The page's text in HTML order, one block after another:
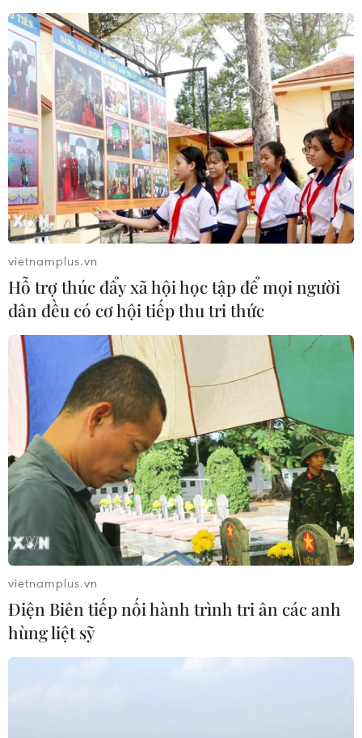
TIN CÙNG CHUYÊN MỤC
Thi lại tại Trường THPT Chuyên
Tuyên Quang: Thay nhân sự làm
công tác thi
07/08/2026 07:41
Đắk Lắk bảo đảm điều kiện học tập
cho học sinh vùng biên
07/08/2026 07:35
vietnamplus.vn
Hỗ trợ thúc đẩy xã hội học tập để mọi người
dân đều có cơ hội tiếp thu tri thức
vietnamplus.vn
Điện Biên tiếp nối hành trình tri ân các anh
hùng liệt sỹ